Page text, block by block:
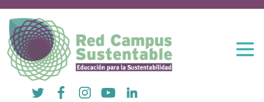
Twitter FacebookInstagramYouTubeLinkedIn